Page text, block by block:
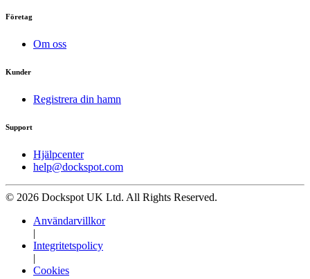
Företag
Om oss
Kunder
Registrera din hamn
Support
Hjälpcenter
help@dockspot.com
© 2026 Dockspot UK Ltd. All Rights Reserved.
Användarvillkor
|
Integritetspolicy
|
Cookies